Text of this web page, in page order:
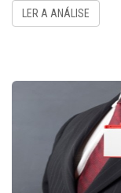
LER A ANÁLISE